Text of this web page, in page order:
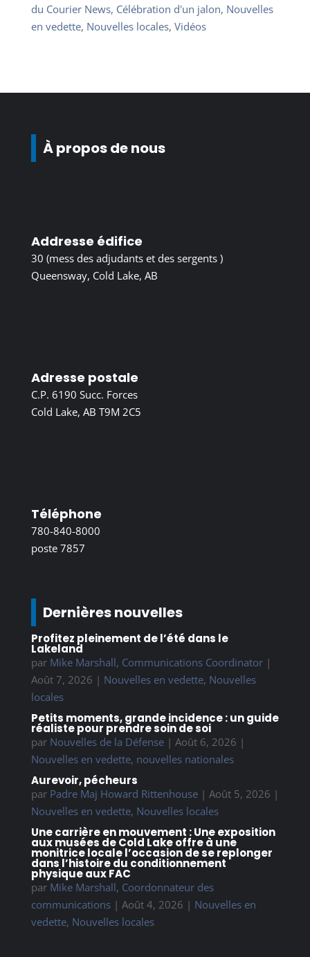
du Courier News, Célébration d'un jalon, Nouvelles
en vedette, Nouvelles locales, Vidéos
À propos de nous
Addresse édifice
30 (mess des adjudants et des sergents )
Queensway, Cold Lake, AB
Adresse postale
C.P. 6190 Succ. Forces
Cold Lake, AB T9M 2C5
Téléphone
780-840-8000
poste 7857
Dernières nouvelles
Profitez pleinement de l’été dans le
Lakeland
par Mike Marshall, Communications Coordinator|
Août 7, 2026 | Nouvelles en vedette, Nouvelles
locales
Petits moments, grande incidence : un guide
réaliste pour prendre soin de soi
par Nouvelles de la Défense| Août 6, 2026 |
Nouvelles en vedette, nouvelles nationales
Aurevoir, pécheurs
par Padre Maj Howard Rittenhouse| Août 5, 2026 |
Nouvelles en vedette, Nouvelles locales
Une carrière en mouvement : Une exposition
aux musées de Cold Lake offre à une
monitrice locale l’occasion de se replonger
dans l’histoire du conditionnement
physique aux FAC
par Mike Marshall, Coordonnateur des
communications| Août 4, 2026 | Nouvelles en
vedette, Nouvelles locales